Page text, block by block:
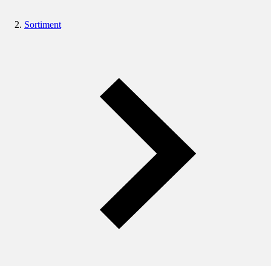
Sortiment